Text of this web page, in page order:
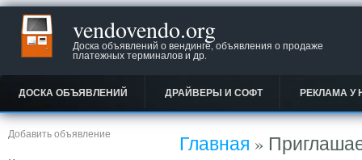
vendovendo.org
Доска объявлений о вендинге, объявления о продаже
платежных терминалов и др.
ДОСКА ОБЪЯВЛЕНИЙ ДРАЙВЕРЫ И СОФТ РЕКЛАМА У
Вы здесь
Главная »
Добавить объявление